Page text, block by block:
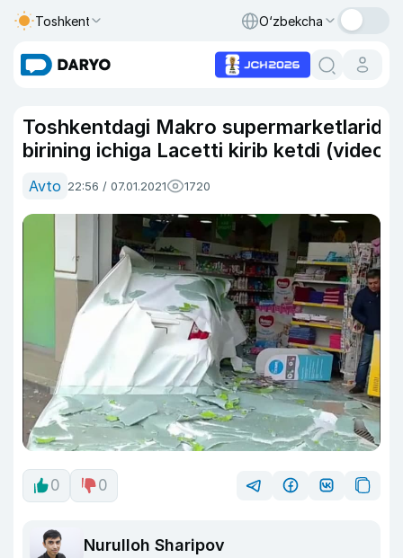
Toshkent O‘zbekcha
Toshkentdagi Makro
birining ichiga Lacetti kirib ketdi (video)
Avto 22:56 / 07.01.2021 1720
0 0
Nurulloh Sharipov